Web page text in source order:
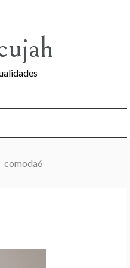
comoda6